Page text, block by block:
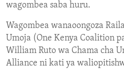
wagombea saba huru.
Wagombea wanaoongoza
Umoja (One Kenya Coalition
William Ruto wa Chama cha
Alliance ni kati ya